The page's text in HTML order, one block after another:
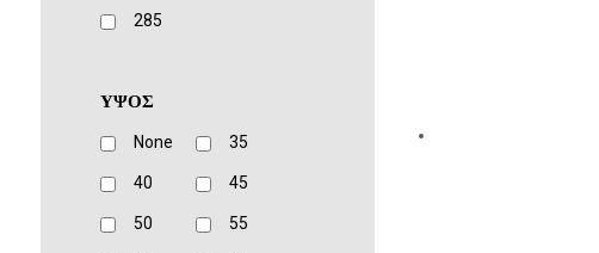
285
ΥΨΟΣ
None 35
40 45
50 55